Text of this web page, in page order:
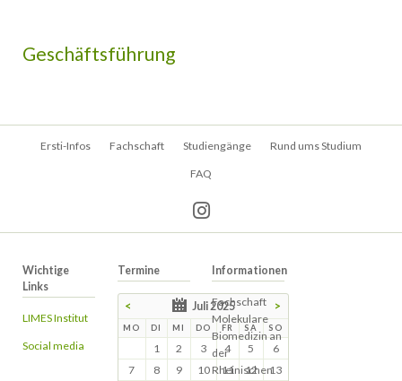
Geschäftsführung
Navigation
Ersti-Infos Fachschaft Studiengänge Rund ums Studium
FAQ
Wichtige
Links
LIMES Institut
Social media
Termine
< Juli 2025 >
MO DI MI DO FR SA SO
1 2 3 4 5
6
7
8 9 10 11 12
13
Informationen
Fachschaft
Molekulare
Biomedizin an
der
Rheinischen